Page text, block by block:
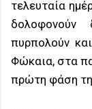
τελευταία
δολοφονούν
πυρπολούν
Φώκαια, στα
πρώτη φάση